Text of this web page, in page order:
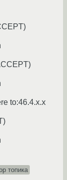
to:46.4.х.х
топика